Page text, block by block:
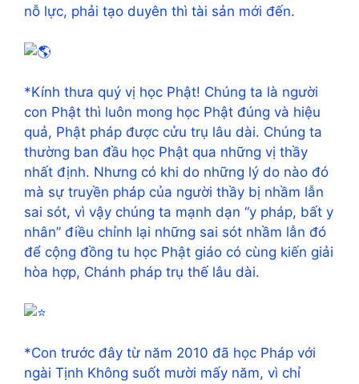
nỗ lực, phải tạo duyên thì tài sản mới đến.
*Kính thưa quý vị học Phật! Chúng ta là người
con Phật thì luôn mong học Phật đúng và hiệu
quả, Phật pháp được cửu trụ lâu dài. Chúng ta
thường ban đầu học Phật qua những vị thầy
nhất định. Nhưng có khi do những lý do nào đó
mà sự truyền pháp của người thầy bị nhầm lẫn
sai sót, vì vậy chúng ta mạnh dạn “y pháp, bất y
nhân” điều chỉnh lại những sai sót nhầm lẫn đó
để cộng đồng tu học Phật giáo có cùng kiến giải
hòa hợp, Chánh pháp trụ thế lâu dài.
*Con trước đây từ năm 2010 đã học Pháp với
ngài Tịnh Không suốt mười mấy năm, vì chỉ